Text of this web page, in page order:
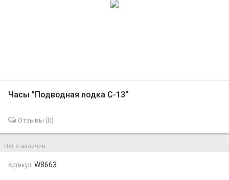
Часы "Подводная лодка С-13"
Отзывы (0)
Нет в наличии
Артикул: W8663